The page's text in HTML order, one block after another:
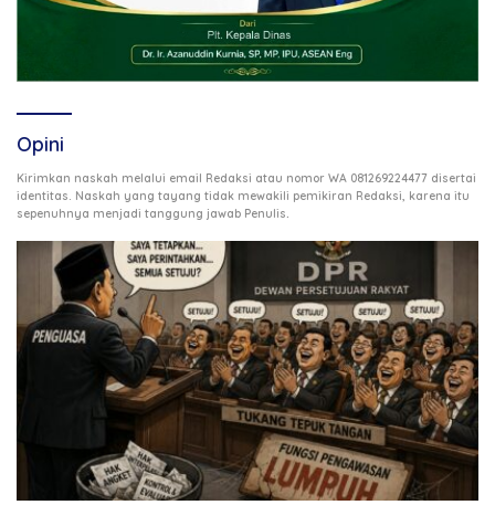
Opini
Kirimkan naskah melalui email Redaksi atau nomor WA 081269224477 disertai
identitas. Naskah yang tayang tidak mewakili pemikiran Redaksi, karena itu
sepenuhnya menjadi tanggung jawab Penulis